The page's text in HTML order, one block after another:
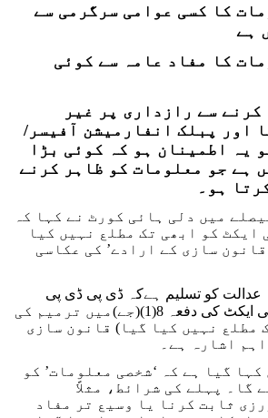
کا کسی عوامی سرگرمی سے
کا مفاد عامہ سے کوئی
سے رازداری پر غیر
اور پبلک انفارمیشن آفیسر/
یہ اطمینان ہو کہ کوئی بڑا
ہے جو معلومات کو ظاہر کرنے
ہو۔
میں دلی ہائی کورٹ نے کہا کہ
ایکٹ کو ابھی تک مطلع نہیں کیا
سازی کے ارادے’ کی عکاسی
عدالت کو تسلیم ہےکہ ڈی پی ڈی پی
ایکٹ ‘جس نے آر ٹی آئی ایکٹ کی دفعہ 8(1)(جے)میں ترمیم کی
مطلع نہیں کیا گیا) قانون سازی
گیا ہے کہ ‘شخصی معلومات’ کو
گا۔ پہلے کی شرائط، مثلاً
ثابت کرنا یا وسیع تر مفاد